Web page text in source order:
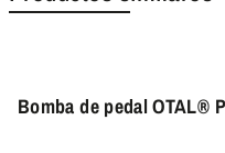
Bomba de pedal OTAL®